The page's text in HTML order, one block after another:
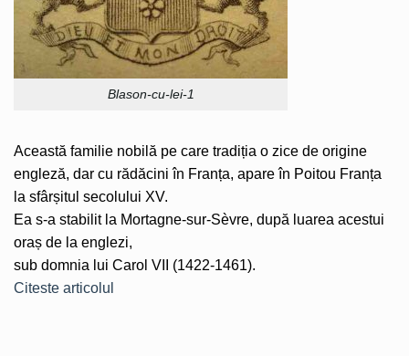
Blason-cu-lei-1
Această familie nobilă pe care tradiția o zice de origine
engleză, dar cu rădăcini în Franța, apare în Poitou Franța
la sfârșitul secolului XV.
Ea s-a stabilit la Mortagne-sur-Sèvre, după luarea acestui
oraș de la englezi,
sub domnia lui Carol VII (1422-1461).
Citeste articolul